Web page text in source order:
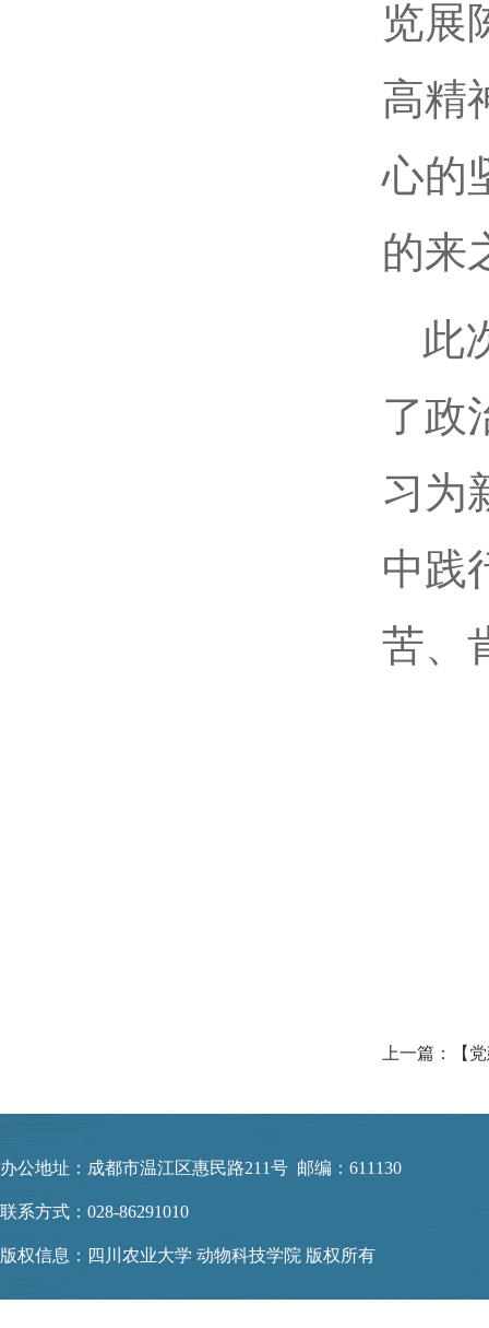
览展
高精
心的
的来
此
了政
习为
中践
苦、
办公地址：成都市温江区惠民路211号 邮编：611130
联系方式：028-86291010
版权信息：四川农业大学 动物科技学院 版权所有